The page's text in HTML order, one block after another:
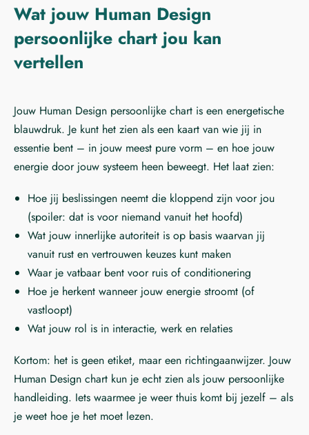
Wat jouw Human Design
persoonlijke chart jou kan
vertellen
Jouw Human Design persoonlijke chart is een energetische
blauwdruk. Je kunt het zien als een kaart van wie jij in
essentie bent – in jouw meest pure vorm – en hoe jouw
energie door jouw systeem heen beweegt. Het laat zien:
Hoe jij beslissingen neemt die kloppend zijn voor jou
(spoiler: dat is voor niemand vanuit het hoofd)
Wat jouw innerlijke autoriteit is op basis waarvan jij
vanuit rust en vertrouwen keuzes kunt maken
Waar je vatbaar bent voor ruis of conditionering
Hoe je herkent wanneer jouw energie stroomt (of
vastloopt)
Wat jouw rol is in interactie, werk en relaties
Kortom: het is geen etiket, maar een richtingaanwijzer. Jouw
Human Design chart kun je echt zien als jouw persoonlijke
handleiding. Iets waarmee je weer thuis komt bij jezelf – als
je weet hoe je het moet lezen.